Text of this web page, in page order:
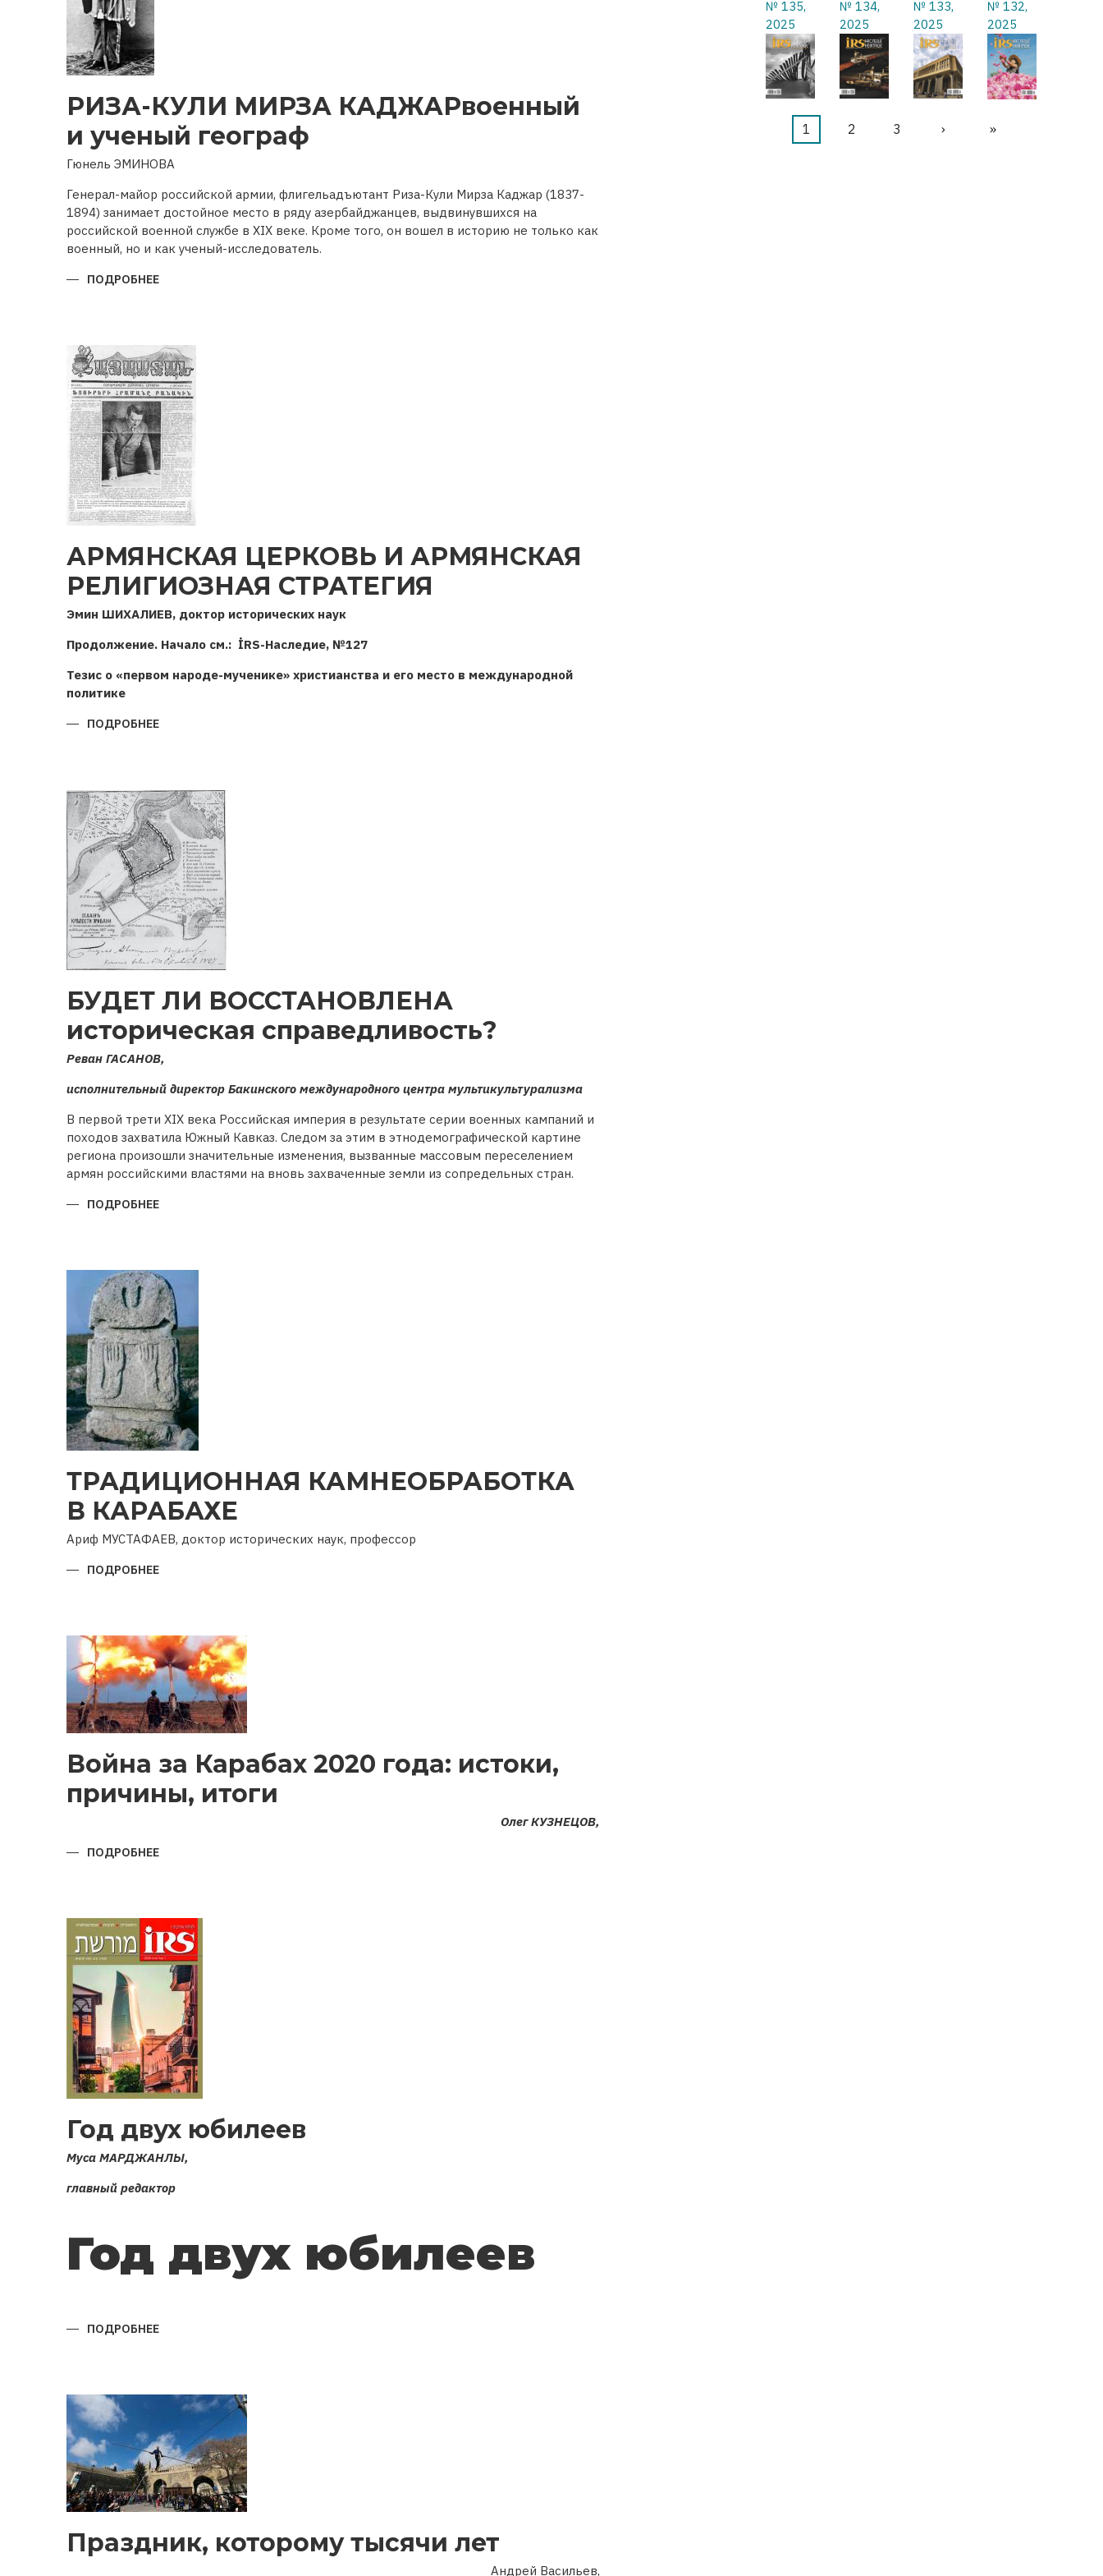
РИЗА-КУЛИ МИРЗА КАДЖАРвоенный
и ученый географ
Гюнель ЭМИНОВА
Генерал-майор российской армии, флигельадъютант Риза-Кули Мирза Каджар (1837-
1894) занимает достойное место в ряду азербайджанцев, выдвинувшихся на
российской военной службе в XIX веке. Кроме того, он вошел в историю не только как
военный, но и как ученый-исследователь.
ПОДРОБНЕЕ
УЧЕНЫЙ
ГЕОГРАФ
АРМЯНСКАЯ ЦЕРКОВЬ И АРМЯНСКАЯ
РЕЛИГИОЗНАЯ СТРАТЕГИЯ
Эмин ШИХАЛИЕВ, доктор исторических наук
Продолжение. Начало см.: İRS-Наследие, №127
Тезис о «первом народе-мученике» христианства и его место в международной
политике
ПОДРОБНЕЕ
СТРАТЕГИЯ
БУДЕТ ЛИ ВОССТАНОВЛЕНА
историческая справедливость?
Реван ГАСАНОВ,
исполнительный директор Бакинского международного центра мультикультурализма
В первой трети XIX века Российская империя в результате серии военных кампаний и
походов захватила Южный Кавказ. Следом за этим в этнодемографической картине
региона произошли значительные изменения, вызванные массовым переселением
армян российскими властями на вновь захваченные земли из сопредельных стран.
ПОДРОБНЕЕ
ТРАДИЦИОННАЯ КАМНЕОБРАБОТКА
В КАРАБАХЕ
Ариф МУСТАФАЕВ, доктор исторических наук, профессор
ПОДРОБНЕЕ
Война за Карабах 2020 года: истоки,
причины, итоги
Олег КУЗНЕЦОВ,
ПОДРОБНЕЕ
ИСТОКИ,
ПРИЧИНЫ,
ИТОГИ
Год двух юбилеев
Муса МАРДЖАНЛЫ,
главный редактор
Год двух юбилеев
ПОДРОБНЕЕ
Праздник, которому тысячи лет
Андрей Васильев,
№ 135,
2025
№ 134,
2025
№ 133,
2025
№ 132,
2025
Нумерация
Текущая
1 Страница
2 Страница
3
Следующая
›
Последняя
»